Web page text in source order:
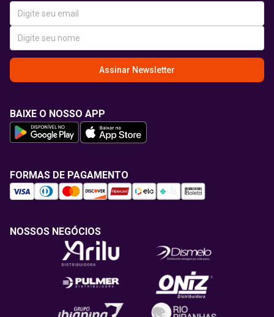
Assinar Newsletter
BAIXE O NOSSO APP
FORMAS DE PAGAMENTO
NOSSOS NEGÓCIOS